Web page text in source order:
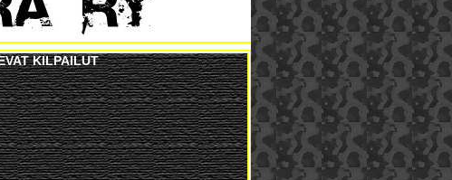
KILPAILUT